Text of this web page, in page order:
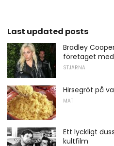
Last updated posts
Bradley
företaget med
STJÄRNA
Hirsegröt på
MAT
Ett lyckligt
kultfilm